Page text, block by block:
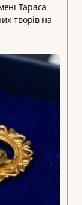
Тараса
творів на